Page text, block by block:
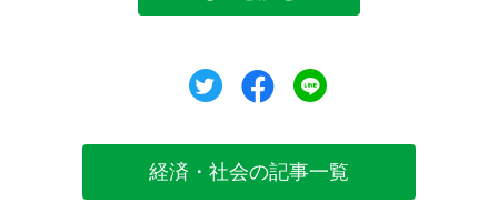
ツイートシェア
経済・社会の記事一覧